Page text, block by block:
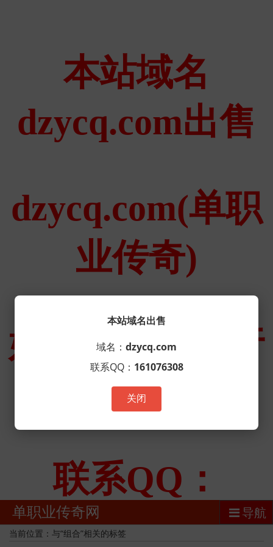
单职业传奇网 导航
当前位置：与“组合”相关的标签
本站域名出售
域名： dzycq.com
联系QQ： 161076308
关闭